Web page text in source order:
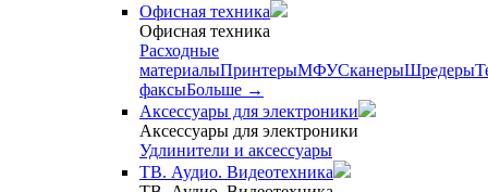
Офисная техника
Офисная техника
Расходные
материалыПринтерыМФУСканерыШредеры
факсыБольше →
Аксессуары для электроники
Аксессуары для электроники
Удлинители и аксессуары
ТВ. Аудио. Видеотехника